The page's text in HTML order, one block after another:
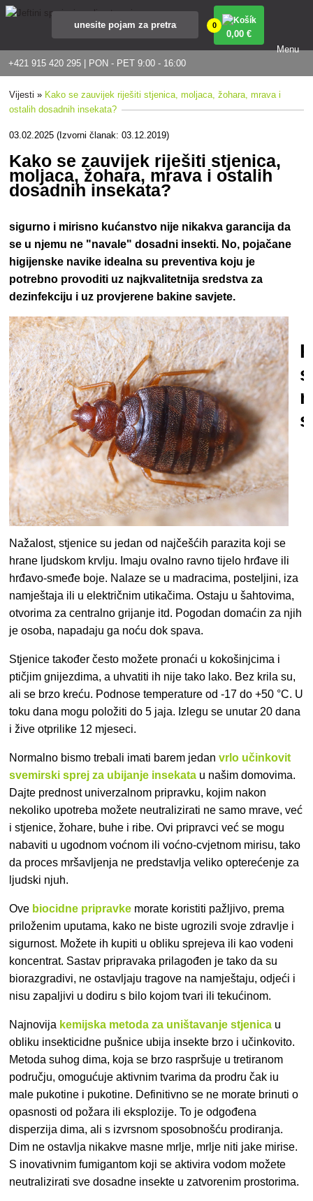
+421 915 420 295 | PON - PET 9:00 - 16:00
0
0,00 €
Menu
Vijesti » Kako se zauvijek riješiti stjenica, moljaca, žohara, mrava i
ostalih dosadnih insekata?
03.02.2025 (Izvorni članak: 03.12.2019)
Kako se zauvijek riješiti stjenica,
moljaca, žohara, mrava i ostalih
dosadnih insekata?
sigurno i mirisno kućanstvo nije nikakva garancija da
se u njemu ne "navale" dosadni insekti. No, pojačane
higijenske navike idealna su preventiva koju je
potrebno provoditi uz najkvalitetnija sredstva za
dezinfekciju i uz provjerene bakine savjete.
Nažalost,stjenice su jedan od najčešćih parazita koji se
hrane ljudskom krvlju. Imaju ovalno ravno tijelo hrđave ili
hrđavo-smeđe boje. Nalaze se u madracima, posteljini, iza
namještaja ili u električnim utikačima. Ostaju u šahtovima,
otvorima za centralno grijanje itd. Pogodan domaćin za njih
je osoba, napadaju ga noću dok spava.
Stjenice također često možete pronaći u kokošinjcima i
ptičjim gnijezdima, a uhvatiti ih nije tako lako. Bez krila su,
ali se brzo kreću. Podnose temperature od -17 do +50 °C. U
toku dana mogu položiti do 5 jaja. Izlegu se unutar 20 dana
i žive otprilike 12 mjeseci.
Normalno bismo trebali imati barem jedan vrlo učinkovit
svemirski sprej za ubijanje insekata u našim domovima.
Dajte prednost univerzalnom pripravku, kojim nakon
nekoliko upotreba možete neutralizirati ne samo mrave, već
i stjenice, žohare, buhe i ribe. Ovi pripravci već se mogu
nabaviti u ugodnom voćnom ili voćno-cvjetnom mirisu, tako
da proces mršavljenja ne predstavlja veliko opterećenje za
ljudski njuh.
Ove biocidne pripravke morate koristiti pažljivo, prema
priloženim uputama, kako ne biste ugrozili svoje zdravlje i
sigurnost. Možete ih kupiti u obliku sprejeva ili kao vodeni
koncentrat. Sastav pripravaka prilagođen je tako da su
biorazgradivi, ne ostavljaju tragove na namještaju, odjeći i
nisu zapaljivi u dodiru s bilo kojom tvari ili tekućinom.
Najnovija kemijska metoda za uništavanje stjenica u
obliku insekticidne pušnice ubija insekte brzo i učinkovito.
Metoda suhog dima, koja se brzo raspršuje u tretiranom
području, omogućuje aktivnim tvarima da prodru čak iu
male pukotine i pukotine. Definitivno se ne morate brinuti o
opasnosti od požara ili eksplozije. To je odgođena
disperzija dima, ali s izvrsnom sposobnošću prodiranja.
Dim ne ostavlja nikakve masne mrlje, mrlje niti jake mirise.
S inovativnim fumigantom koji se aktivira vodom možete
neutralizirati sve dosadne insekte u zatvorenim prostorima.